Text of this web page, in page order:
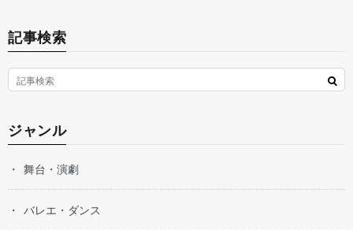
記事検索
ジャンル
舞台・演劇
バレエ・ダンス